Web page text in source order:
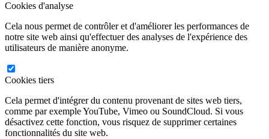
Cookies d'analyse
Cela nous permet de contrôler et d'améliorer les performances de
notre site web ainsi qu'effectuer des analyses de l'expérience des
utilisateurs de manière anonyme.
Cookies tiers
Cela permet d'intégrer du contenu provenant de sites web tiers,
comme par exemple YouTube, Vimeo ou SoundCloud. Si vous
désactivez cette fonction, vous risquez de supprimer certaines
fonctionnalités du site web.